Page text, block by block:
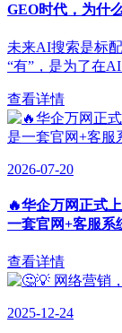
GEO时代，为什
未来AI搜索是标
“有”，是为了在
查看详情
2026-07-20
🔥华企万网正式
一套官网+客服系
查看详情
2025-12-24